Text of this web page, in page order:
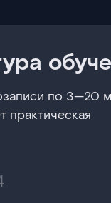
по 3—20
практическая